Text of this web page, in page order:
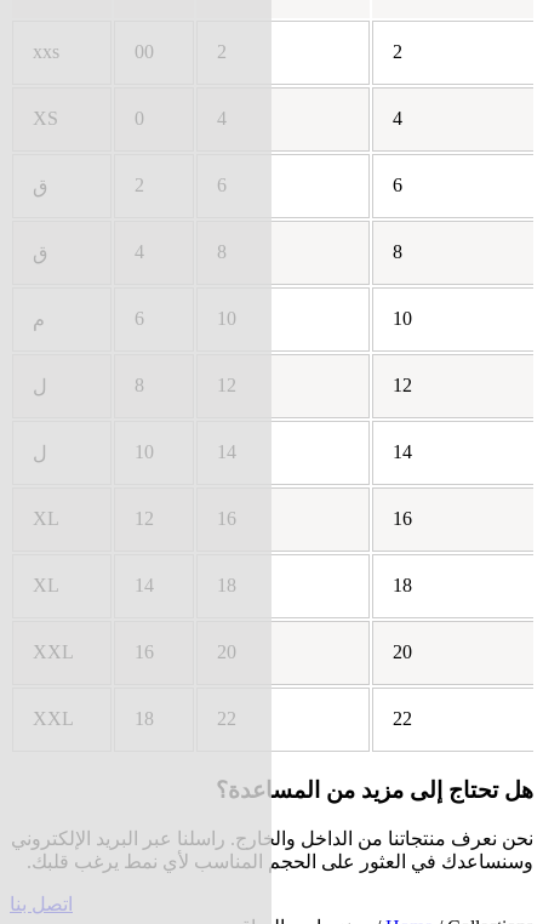
xxs 00 2 2
XS 0 4 4
ق 2 6 6
ق 4 8 8
م 6 10 10
ل 8 12 12
ل 10 14 14
XL 12 16 16
XL 14 18 18
XXL 16 20 20
XXL 18 22 22
هل تحتاج إلى مزيد من المساعدة؟
نحن نعرف منتجاتنا من الداخل والخارج. راسلنا عبر البريد الإلكتروني
وسنساعدك في العثور على الحجم المناسب لأي نمط يرغب قلبك.
اتصل بنا